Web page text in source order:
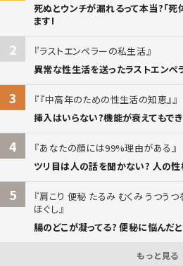
死ぬとウンチが漏れるって本当?「
ます!
2
ラストエンペラーの私生活
異常な性生活を送ったラストエンペ
3
『中高年のための性生活の知恵』
挿入はいらない?機能が衰えてもで
4
あなたの顔には99%理由がある
ツリ目は人の話を聞かない? 人の性
5
肩こり 便秘 たるみ むくみ うつう
ほぐし
腸のどこが凝ってる? 便秘に悩んだと
もっと見る